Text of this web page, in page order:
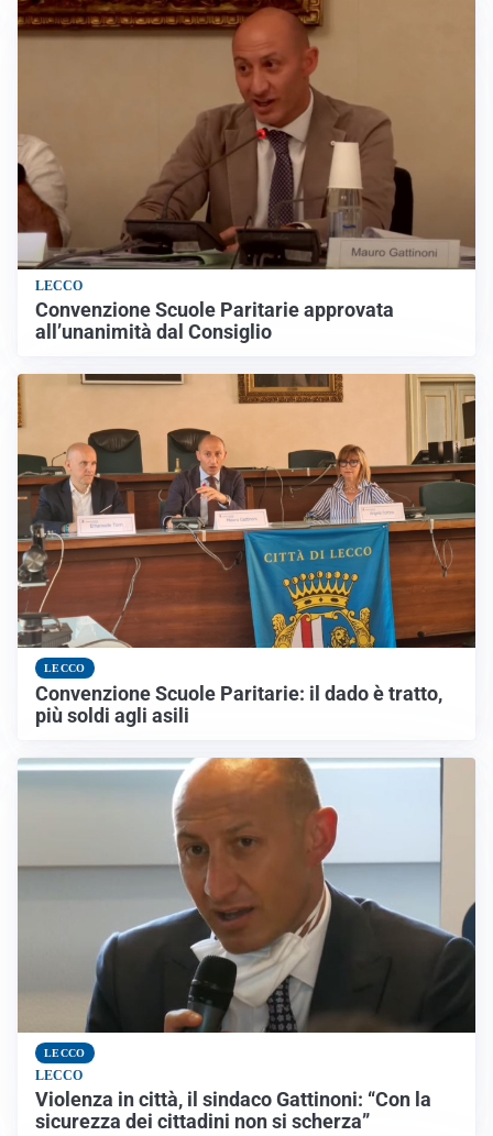
LECCO
Convenzione Scuole Paritarie approvata
all’unanimità dal Consiglio
LECCO
Convenzione Scuole Paritarie: il dado è tratto,
più soldi agli asili
LECCO
LECCO
Violenza in città, il sindaco Gattinoni: “Con la
sicurezza dei cittadini non si scherza”